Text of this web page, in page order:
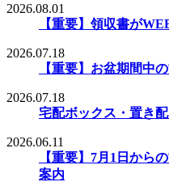
2026.08.01
【重要】領収書が
2026.07.18
【重要】お盆期間中
2026.07.18
宅配ボックス・置き
2026.06.11
【重要】7月1日から
案内